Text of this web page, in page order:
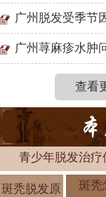
广州脱发受季节
广州荨麻疹水肿
查看
青少年脱发治疗
斑秃脱发原
斑秃